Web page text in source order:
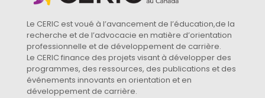
Le CERIC est voué à l’avancement de l’éducation,de la
recherche et de l’advocacie en matière d’orientation
professionnelle et de développement de carrière.
Le CERIC finance des projets visant à développer des
programmes, des ressources, des publications et des
événements innovants en orientation et en
développement de carrière.